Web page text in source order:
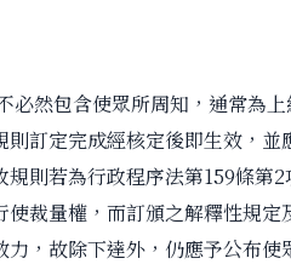
然包含使眾所周知，通常為上
則訂定完成經核定後即生效，
規則若為行政程序法第159條第
使裁量權，而訂頒之解釋性規
力，故除下達外，仍應予公布